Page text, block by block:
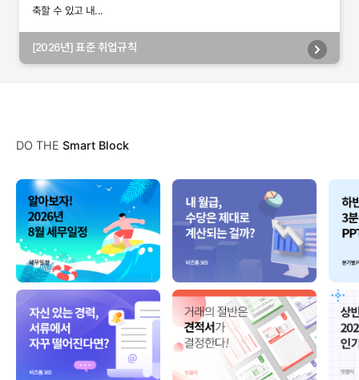
축할 수 있고 내...
[2026년] 표준 취업규칙
DO THE Smart Block